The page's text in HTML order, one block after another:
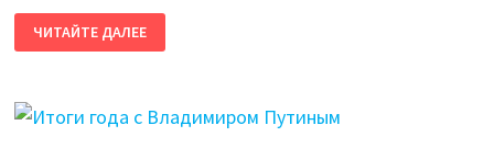
ПОДПИСАН
ЗАКОН
ОБ
ПЕНСИОНЕРАМ
ЧИТАЙТЕ ДАЛЕЕ